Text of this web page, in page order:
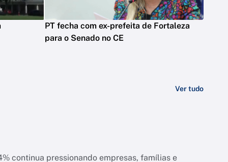
PT fecha com ex-prefeita de Fortaleza
para o Senado no CE
Ver tudo
e